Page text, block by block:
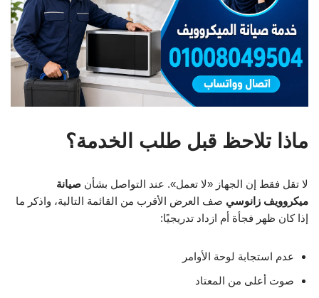
ماذا تلاحظ قبل طلب الخدمة؟
لا تقل فقط إن الجهاز «لا تعمل». عند التواصل بشأن صيانة
ميكروويف زانوسي صف العرض الأقرب من القائمة التالية، واذكر ما
إذا كان ظهر فجأة أم ازداد تدريجيًا:
عدم استجابة لوحة الأوامر
صوت أعلى من المعتاد